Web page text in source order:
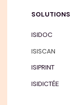
SOLUTIONS
ISIDOC
ISISCAN
ISIPRINT
ISIDICTÉE